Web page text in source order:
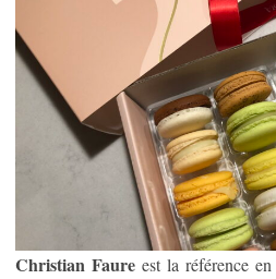
Christian Faureest la référence en